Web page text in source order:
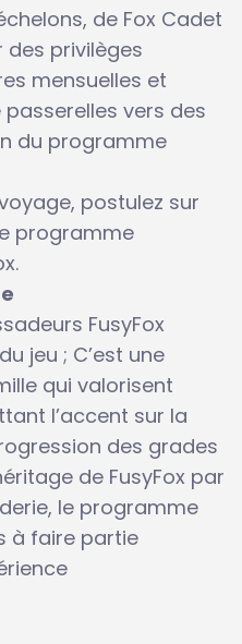
de Fox Cadet
des privilèges
mensuelles et
vers des
du programme
postulez sur
programme
FusyFox
jeu ; C’est une
qui valorisent
l’accent sur la
des grades
de FusyFox par
le programme
à faire partie